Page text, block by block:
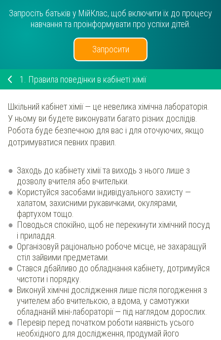
Запросіть батьків у МійКлас, щоб включити їх до процесу
навчання та проінформувати про успіхи дітей.
Запросити
1. Правила поведінки в кабінеті хімії
Шкільний кабінет хімії — це невелика хімічна лабораторія.
У ньому ви будете виконувати багато різних дослідів.
Робота буде безпечною для вас і для оточуючих, якщо
дотримуватися певних правил.
Заходь до кабінету хімії та виходь з нього лише з
дозволу вчителя або вчительки.
Користуйся засобами індивідуального захисту —
халатом, захисними рукавичками, окулярами,
фартухом тощо.
Поводься спокійно, щоб не перекинути хімічний посуд
і приладдя.
Організовуй раціонально робоче місце, не захаращуй
стіл зайвими предметами.
Стався дбайливо до обладнання кабінету, дотримуйся
чистоти і порядку.
Виконуй хімічні дослідження лише після погодження з
учителем або вчителькою, а вдома, у самотужки
обладнаній міні-лабораторії — під наглядом дорослих.
Перевір перед початком роботи наявність усього
необхідного для дослідження, продумай його